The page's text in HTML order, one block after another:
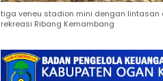
tiga veneu stadion mini dengan
rekreasi Ribang Kemambang